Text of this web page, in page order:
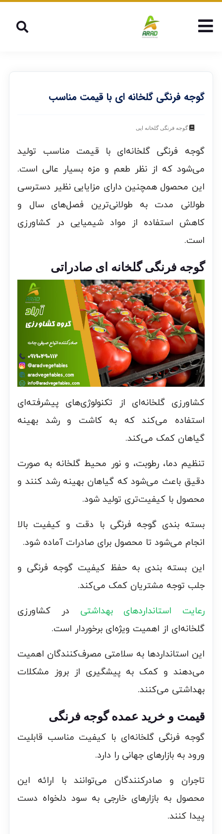
گوجه فرنگی گلخانه ای با قیمت مناسب
گوجه فرنگی گلخانه ایی
گوجه فرنگی گلخانه‌ای با قیمت مناسب تولید
می‌شود که از نظر طعم و مزه بسیار عالی است.
این محصول همچنین دارای مزایایی نظیر دسترسی
طولانی مدت به طولانی‌ترین فصل‌های سال و
کاهش استفاده از مواد شیمیایی در کشاورزی
است.
گوجه فرنگی گلخانه ای صادراتی
کشاورزی گلخانه‌ای از تکنولوژی‌های پیشرفته‌ای
استفاده می‌کند که به کاشت و رشد بهینه
گیاهان کمک می‌کند.
تنظیم دما، رطوبت، و نور محیط گلخانه به صورت
دقیق باعث می‌شود که گیاهان بهینه رشد کنند و
محصول با کیفیت‌تری تولید شود.
بسته بندی گوجه فرنگی با دقت و کیفیت بالا
انجام می‌شود تا محصول برای صادرات آماده شود.
این بسته بندی به حفظ کیفیت گوجه فرنگی و
جلب توجه مشتریان کمک می‌کند.
رعایت استانداردهای بهداشتی در کشاورزی
گلخانه‌ای از اهمیت ویژه‌ای برخوردار است.
این استانداردها به سلامتی مصرف‌کنندگان اهمیت
می‌دهند و کمک به پیشگیری از بروز مشکلات
بهداشتی می‌کنند.
قیمت و خرید عمده گوجه فرنگی
گوجه فرنگی گلخانه‌ای با کیفیت مناسب قابلیت
ورود به بازارهای جهانی را دارد.
تاجران و صادرکنندگان می‌توانند با ارائه این
محصول به بازارهای خارجی به سود دلخواه دست
پیدا کنند.